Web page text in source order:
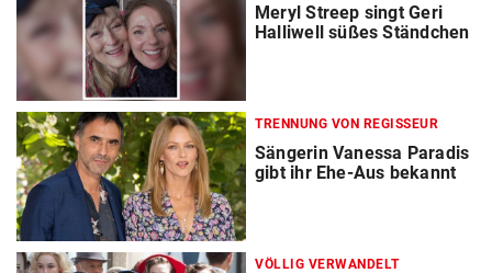
Meryl Streep singt Geri
Halliwell süßes Ständchen
TRENNUNG VON REGISSEUR
Sängerin Vanessa Paradis
gibt ihr Ehe-Aus bekannt
VÖLLIG VERWANDELT